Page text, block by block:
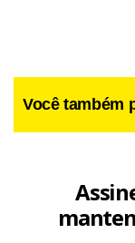
Você também